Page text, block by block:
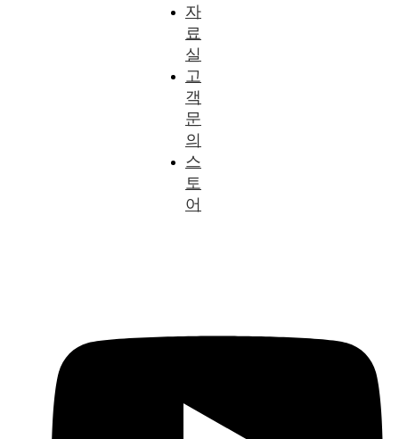
자
료
실
고
객
문
의
스
토
어